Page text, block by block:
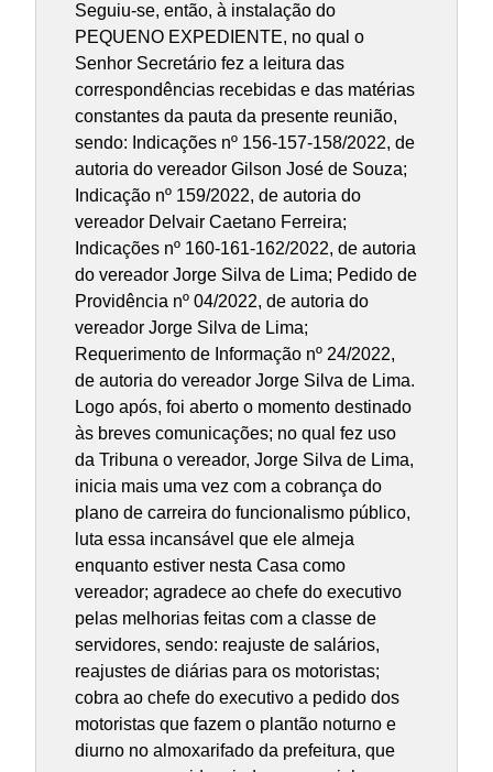
Seguiu-se, então, à instalação do
PEQUENO EXPEDIENTE, no qual o
Senhor Secretário fez a leitura das
correspondências recebidas e das matérias
constantes da pauta da presente reunião,
sendo: Indicações nº 156-157-158/2022, de
autoria do vereador Gilson José de Souza;
Indicação nº 159/2022, de autoria do
vereador Delvair Caetano Ferreira;
Indicações nº 160-161-162/2022, de autoria
do vereador Jorge Silva de Lima; Pedido de
Providência nº 04/2022, de autoria do
vereador Jorge Silva de Lima;
Requerimento de Informação nº 24/2022,
de autoria do vereador Jorge Silva de Lima.
Logo após, foi aberto o momento destinado
às breves comunicações; no qual fez uso
da Tribuna o vereador, Jorge Silva de Lima,
inicia mais uma vez com a cobrança do
plano de carreira do funcionalismo público,
luta essa incansável que ele almeja
enquanto estiver nesta Casa como
vereador; agradece ao chefe do executivo
pelas melhorias feitas com a classe de
servidores, sendo: reajuste de salários,
reajustes de diárias para os motoristas;
cobra ao chefe do executivo a pedido dos
motoristas que fazem o plantão noturno e
diurno no almoxarifado da prefeitura, que